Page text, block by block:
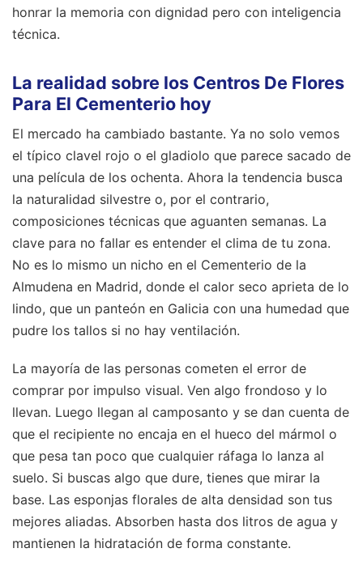
honrar la memoria con dignidad pero con inteligencia
técnica.
La realidad sobre los Centros De Flores
Para El Cementerio hoy
El mercado ha cambiado bastante. Ya no solo vemos
el típico clavel rojo o el gladiolo que parece sacado de
una película de los ochenta. Ahora la tendencia busca
la naturalidad silvestre o, por el contrario,
composiciones técnicas que aguanten semanas. La
clave para no fallar es entender el clima de tu zona.
No es lo mismo un nicho en el Cementerio de la
Almudena en Madrid, donde el calor seco aprieta de lo
lindo, que un panteón en Galicia con una humedad que
pudre los tallos si no hay ventilación.
La mayoría de las personas cometen el error de
comprar por impulso visual. Ven algo frondoso y lo
llevan. Luego llegan al camposanto y se dan cuenta de
que el recipiente no encaja en el hueco del mármol o
que pesa tan poco que cualquier ráfaga lo lanza al
suelo. Si buscas algo que dure, tienes que mirar la
base. Las esponjas florales de alta densidad son tus
mejores aliadas. Absorben hasta dos litros de agua y
mantienen la hidratación de forma constante.